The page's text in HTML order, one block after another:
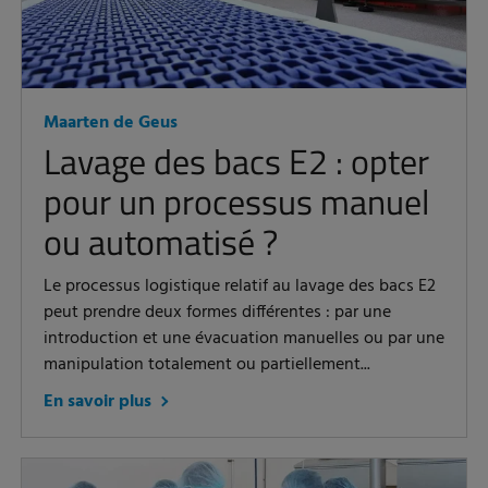
Maarten de Geus
Lavage des bacs E2 : opter
pour un processus manuel
ou automatisé ?
Le processus logistique relatif au lavage des bacs E2
peut prendre deux formes différentes : par une
introduction et une évacuation manuelles ou par une
manipulation totalement ou partiellement...
En savoir plus